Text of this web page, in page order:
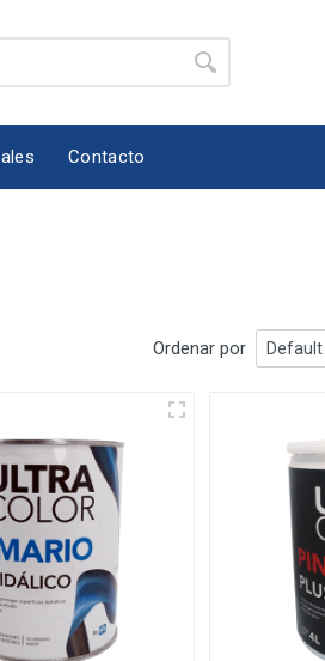
Contacto
Ordenar por